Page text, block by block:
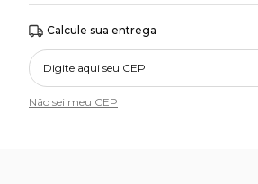
Calcule sua entrega
Não sei meu CEP